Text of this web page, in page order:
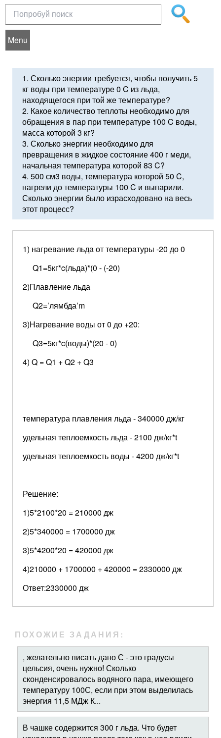
Menu
1. Сколько энергии требуется, чтобы получить 5
кг воды при температуре 0 C из льда,
находящегося при той же температуре?
2. Какое количество теплоты необходимо для
обращения в пар при температуре 100 C воды,
масса которой 3 кг?
3. Сколько энергии необходимо для
превращения в жидкое состояние 400 г меди,
начальная температура которой 83 C?
4. 500 см3 воды, температура которой 50 C,
нагрели до температуры 100 C и выпарили.
Сколько энергии было израсходовано на весь
этот процесс?
1) нагревание льда от температуры -20 до 0
Q1=5кг*c(льда)*(0 - (-20)
2)Плавление льда
Q2=’лямбда’m
3)Нагревание воды от 0 до +20:
Q3=5кг*c(воды)*(20 - 0)
4) Q = Q1 + Q2 + Q3
температура плавления льда - 340000 дж/кг
удельная теплоемкость льда - 2100 дж/кг*t
удельная теплоемкость воды - 4200 дж/кг*t
Решение:
1)5*2100*20 = 210000 дж
2)5*340000 = 1700000 дж
3)5*4200*20 = 420000 дж
4)210000 + 1700000 + 420000 = 2330000 дж
Ответ:2330000 дж
ПОХОЖИЕ ЗАДАНИЯ:
, желательно писать дано С - это градусы
цельсия, очень нужно! Сколько
сконденсировалось водяного пара, имеющего
температуру 100С, если при этом выделилась
энергия 11,5 МДж К...
В чашке содержится 300 г льда. Что будет